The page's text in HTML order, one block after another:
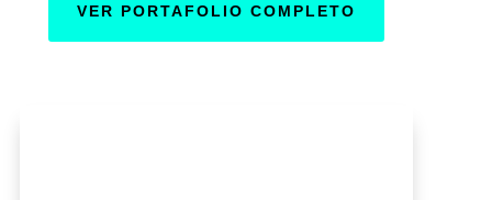
VER PORTAFOLIO COMPLETO